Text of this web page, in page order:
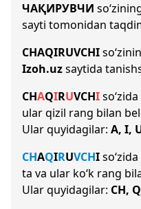
ЧАҚИРУВЧИ
sayti tomonidan
CHAQIRUVCHI
Izoh.uzsaytida
CHAQIRUVCHI
ular qizil rang bilan
Ular quyidagilar: A, I,
CHAQIRUVCHI
ta va ular ko‘k rang
Ular quyidagilar: CH,